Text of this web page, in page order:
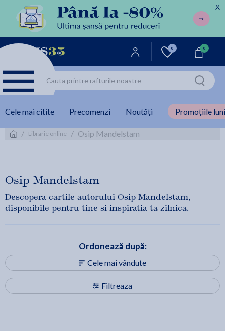
X
0 0
Cele mai citite Precomenzi Noutăți Promoțiile
/ Librarie online / Osip Mandelstam
Osip Mandelstam
Descopera cartile autorului Osip Mandelstam,
disponibile pentru tine si inspiratia ta zilnica.
Filtreaza
Ordonează după:
Cele mai vândute